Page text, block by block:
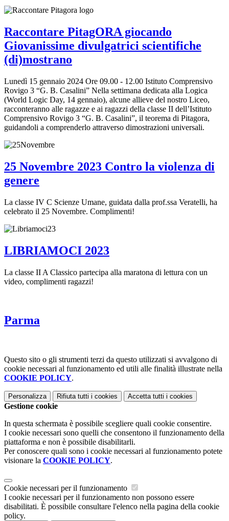
Raccontare PitagORA giocando
Giovanissime divulgatrici scientifiche
(di)mostrano
Lunedì 15 gennaio 2024 Ore 09.00 - 12.00 Istituto Comprensivo
Rovigo 3 “G. B. Casalini” Nella settimana dedicata alla Logica
(World Logic Day, 14 gennaio), alcune allieve del nostro Liceo,
racconteranno alle ragazze e ai ragazzi della classe II dell’Istituto
Comprensivo Rovigo 3 “G. B. Casalini”, il teorema di Pitagora,
guidandoli a comprenderlo attraverso dimostrazioni universali.
25 Novembre 2023 Contro la violenza di
genere
La classe IV C Scienze Umane, guidata dalla prof.ssa Veratelli, ha
celebrato il 25 Novembre. Complimenti!
LIBRIAMOCI 2023
La classe II A Classico partecipa alla maratona di lettura con un
video, complimenti ragazzi!
Parma
Questo sito o gli strumenti terzi da questo utilizzati si avvalgono di
cookie necessari al funzionamento ed utili alle finalità illustrate nella
COOKIE POLICY.
Personalizza Rifiuta tutti i cookies Accetta tutti i cookies
Gestione cookie
In questa schermata è possibile scegliere quali cookie consentire.
I cookie necessari sono quelli che consentono il funzionamento della
piattaforma e non è possibile disabilitarli.
Per conoscere quali sono i cookie necessari al funzionamento potete
visionare la COOKIE POLICY.
Cookie necessari per il funzionamento
I cookie necessari per il funzionamento non possono essere
disabilitati. È possibile consultare l'elenco nella pagina della cookie
policy.